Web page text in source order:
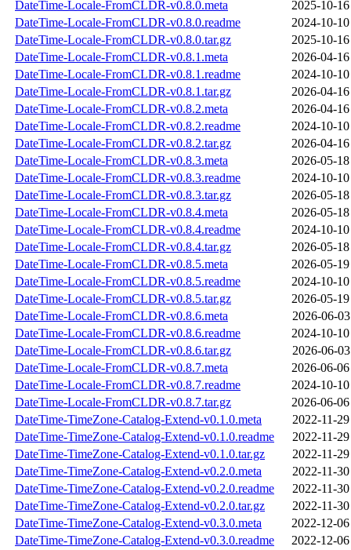
DateTime-Locale-FromCLDR-v0.8.0.meta
2025-10-
DateTime-Locale-FromCLDR-v0.8.0.readme
2024-10-
DateTime-Locale-FromCLDR-v0.8.0.tar.gz
2025-10-
DateTime-Locale-FromCLDR-v0.8.1.meta
2026-04-
DateTime-Locale-FromCLDR-v0.8.1.readme
2024-10-
DateTime-Locale-FromCLDR-v0.8.1.tar.gz
2026-04-
DateTime-Locale-FromCLDR-v0.8.2.meta
2026-04-
DateTime-Locale-FromCLDR-v0.8.2.readme
2024-10-
DateTime-Locale-FromCLDR-v0.8.2.tar.gz
2026-04-
DateTime-Locale-FromCLDR-v0.8.3.meta
2026-05-
DateTime-Locale-FromCLDR-v0.8.3.readme
2024-10-
DateTime-Locale-FromCLDR-v0.8.3.tar.gz
2026-05-
DateTime-Locale-FromCLDR-v0.8.4.meta
2026-05-
DateTime-Locale-FromCLDR-v0.8.4.readme
2024-10-
DateTime-Locale-FromCLDR-v0.8.4.tar.gz
2026-05-
DateTime-Locale-FromCLDR-v0.8.5.meta
2026-05-
DateTime-Locale-FromCLDR-v0.8.5.readme
2024-10-
DateTime-Locale-FromCLDR-v0.8.5.tar.gz
2026-05-
DateTime-Locale-FromCLDR-v0.8.6.meta
2026-06-
DateTime-Locale-FromCLDR-v0.8.6.readme
2024-10-
DateTime-Locale-FromCLDR-v0.8.6.tar.gz
2026-06-
DateTime-Locale-FromCLDR-v0.8.7.meta
2026-06-
DateTime-Locale-FromCLDR-v0.8.7.readme
2024-10-
DateTime-Locale-FromCLDR-v0.8.7.tar.gz
2026-06-
DateTime-TimeZone-Catalog-Extend-v0.1.0.meta
2022-11-
DateTime-TimeZone-Catalog-Extend-v0.1.0.readme
2022-11-
DateTime-TimeZone-Catalog-Extend-v0.1.0.tar.gz
2022-11-
DateTime-TimeZone-Catalog-Extend-v0.2.0.meta
2022-11-
DateTime-TimeZone-Catalog-Extend-v0.2.0.readme
2022-11-
DateTime-TimeZone-Catalog-Extend-v0.2.0.tar.gz
2022-11-
DateTime-TimeZone-Catalog-Extend-v0.3.0.meta
2022-12-
DateTime-TimeZone-Catalog-Extend-v0.3.0.readme
2022-12-